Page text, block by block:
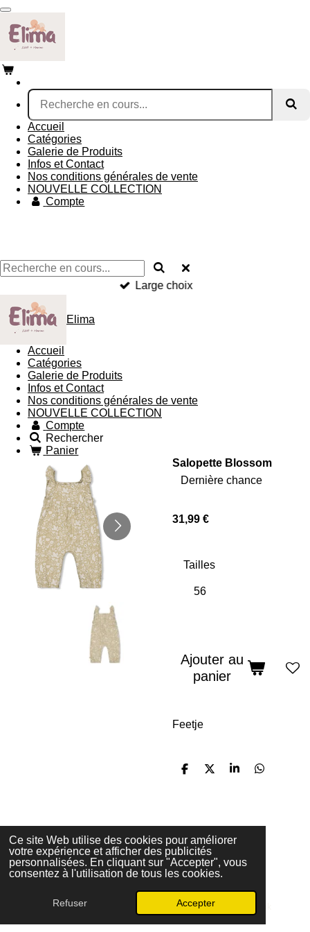
Ce site Web utilise des cookies pour améliorer
votre expérience et afficher des publicités
personnalisées. En cliquant sur "Accepter", vous
consentez à l'utilisation de tous les cookies.
Refuser Accepter
Passer
au
contenu
principal
Accueil
Catégories
Galerie de Produits
Infos et Contact
Nos conditions générales de vente
NOUVELLE COLLECTION
Compte
Large choix
Elima
Accueil
Catégories
Galerie de Produits
Infos et Contact
Nos conditions générales de vente
NOUVELLE COLLECTION
Compte
Rechercher
Panier
Salopette Blossom
Dernière chance
31,99 €
Tailles
Ajouter au
panier
Feetje
P
g
e
r
P
g
e
r
P
g
e
P
g
© 2025 - 2026 Elima
Propulsé parWebador
E-mail